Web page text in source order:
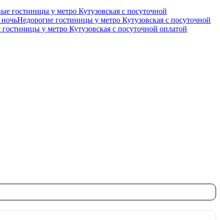
гостиницы у метро Кутузовская c посуточной
Недорогие гостиницы у метро Кутузовская c посуточной
у метро Кутузовская c посуточной оплатой